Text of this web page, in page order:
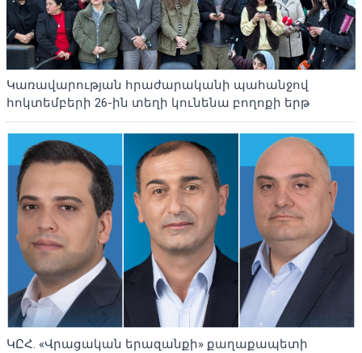
Կառավարության հրաժարականի պահանջով
հոկտեմբերի 26-ին տեղի կունենա բողոքի երթ
ԿԸՀ. «Վրացական երազանքի» քաղաքապետի